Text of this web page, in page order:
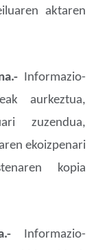
aktaren
Informazio-
aurkeztua,
zuzendua,
ekoizpenari
kopia
Informazio-